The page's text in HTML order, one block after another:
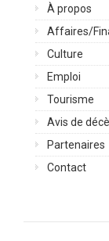
À propos
Affaires/
Culture
Emploi
Tourisme
Avis de
Partenaires
Contact